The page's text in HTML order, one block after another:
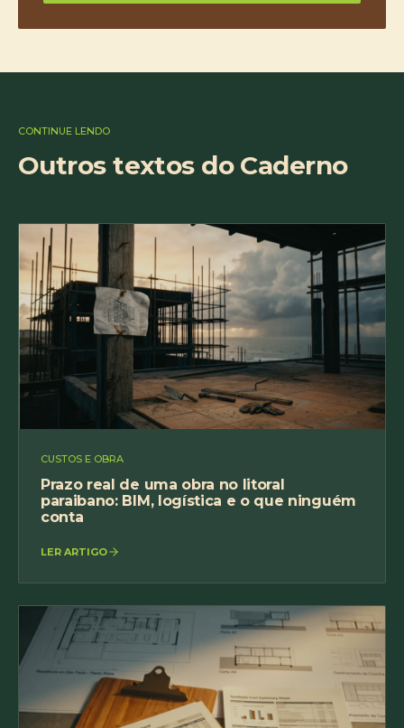
CONTINUE LENDO
Outros textos do Caderno
CUSTOS E OBRA
Prazo real de uma obra no litoral
paraibano: BIM, logística e o que ninguém
conta
LER ARTIGO